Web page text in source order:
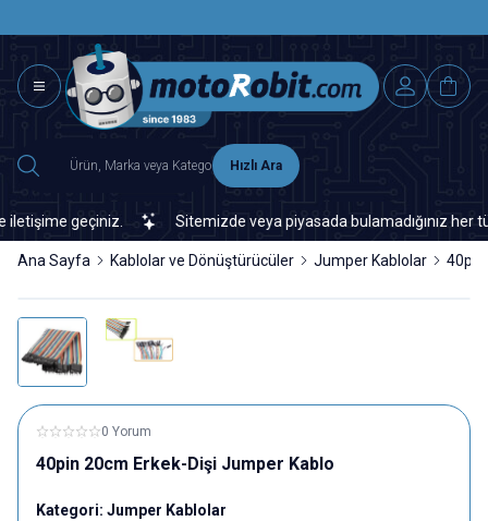
Hızlı Ara
geçiniz. Sitemizde veya piyasada bulamadığınız her
Ana Sayfa Kablolar ve Dönüştürücüler Jumper Kablolar 40pin
0 Yorum
40pin 20cm Erkek-Dişi Jumper Kablo
Kategori: Jumper Kablolar